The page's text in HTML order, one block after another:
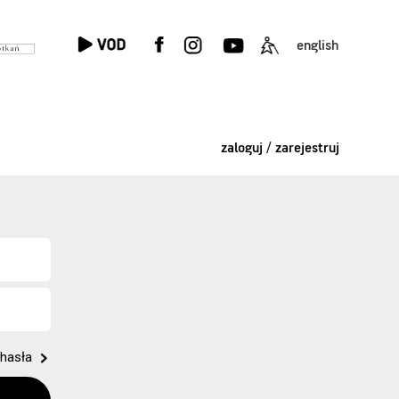
english
zaloguj / zarejestruj